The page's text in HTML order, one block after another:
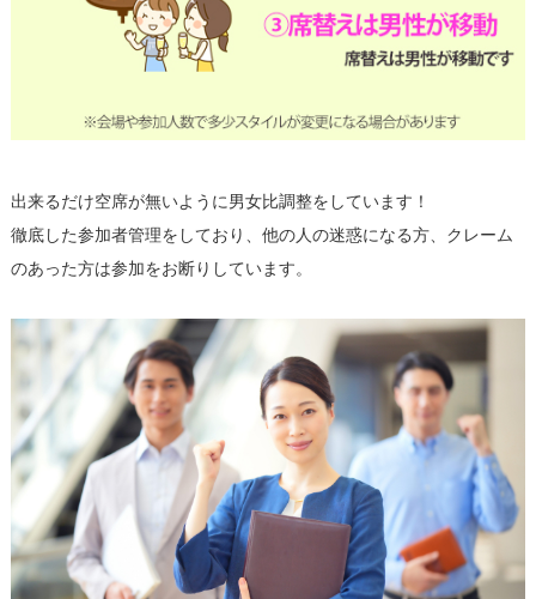
出来るだけ空席が無いように男女比調整をしています！
徹底した参加者管理をしており、他の人の迷惑になる方、クレーム
のあった方は参加をお断りしています。